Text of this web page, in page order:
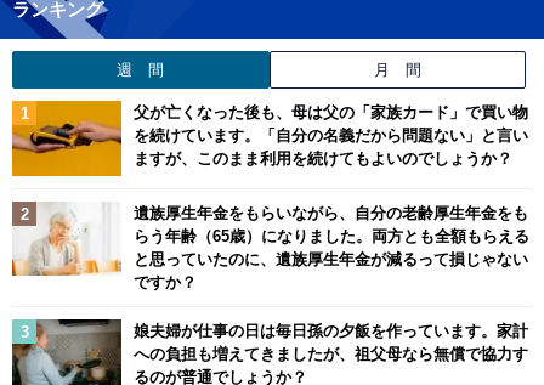
ランキング
週 間 月 間
父が亡くなった後も、母は父の「家族カード」で買い物
を続けています。「自分の名義だから問題ない」と言い
ますが、このまま利用を続けてもよいのでしょうか？
遺族厚生年金をもらいながら、自分の老齢厚生年金をも
らう年齢（65歳）になりました。両方とも全額もらえる
と思っていたのに、遺族厚生年金が減るって損じゃない
ですか？
娘夫婦が仕事の日は毎日孫の夕飯を作っています。家計
への負担も増えてきましたが、祖父母なら無償で協力す
るのが普通でしょうか？